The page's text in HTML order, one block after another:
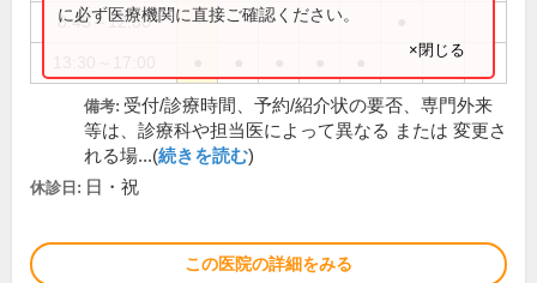
8:45～12:30
に必ず医療機関に直接ご確認ください。
×閉じる
備考: 受付/診療時間、予約/紹介状の要否、専門外来
等は、診療科や担当医によって異なる または 変更さ
れる場...(続きを読む)
休診日: 日・祝
この医院の詳細をみる